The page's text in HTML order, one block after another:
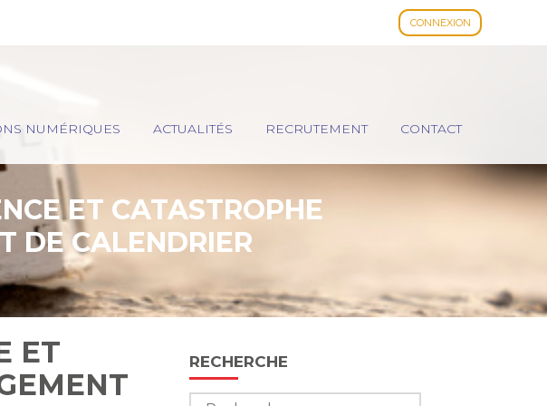
CONNEXION
NUMÉRIQUES ACTUALITÉS RECRUTEMENT CONTACT
ET CATASTROPHE
DE CALENDRIER
ET
Blog
sidebar
RECHERCHE
Rechercher :